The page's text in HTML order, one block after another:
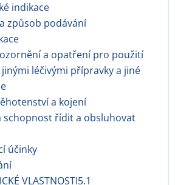
indikace
způsob podávání
a opatření pro použití
léčivými přípravky a jiné
a kojení
řídit a obsluhovat
účinky
VLASTNOSTI5.1